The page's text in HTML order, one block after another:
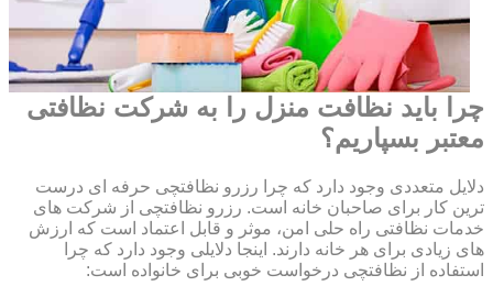
چرا باید نظافت منزل را به شرکت نظافتی
معتبر بسپاریم؟
دلایل متعددی وجود دارد که چرا رزرو نظافتچی حرفه ای درست
ترین کار برای صاحبان خانه است. رزرو نظافتچی از شرکت های
خدمات نظافتی راه حلی امن، موثر و قابل اعتماد است که ارزش
های زیادی برای هر خانه دارند. اینجا دلایلی وجود دارد که چرا
استفاده از نظافتچی درخواست خوبی برای خانواده است: